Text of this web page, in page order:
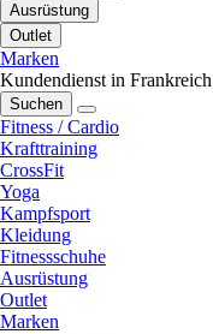
Ausrüstung
Outlet
Marken
Kundendienst in Frankreich
Suchen
Fitness / Cardio
Krafttraining
CrossFit
Yoga
Kampfsport
Kleidung
Fitnessschuhe
Ausrüstung
Outlet
Marken